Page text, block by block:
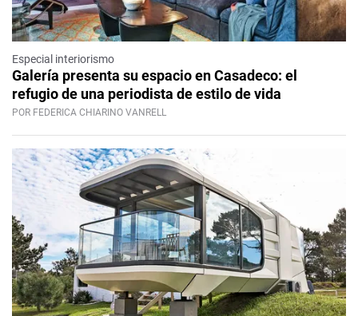
Especial interiorismo
Galería presenta su espacio en Casadeco: el
refugio de una periodista de estilo de vida
POR FEDERICA CHIARINO VANRELL